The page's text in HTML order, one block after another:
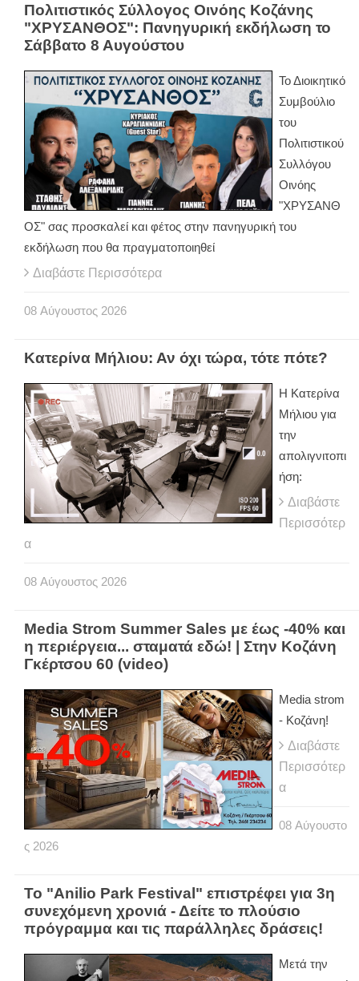
Πολιτιστικός Σύλλογος Οινόης Κοζάνης
"ΧΡΥΣΑΝΘΟΣ": Πανηγυρική εκδήλωση το
Σάββατο 8 Αυγούστου
Το Διοικητικό
Συμβούλιο
του
Πολιτιστικού
Συλλόγου
Οινόης
"ΧΡΥΣΑΝΘ
ΟΣ" σας προσκαλεί και φέτος στην πανηγυρική του
εκδήλωση που θα πραγματοποιηθεί
Διαβάστε Περισσότερα
08 Αύγουστος 2026
Κατερίνα Μήλιου: Αν όχι τώρα, τότε πότε?
H Κατερίνα
Μήλιου για
την
απολιγνιτοπι
ήση:
Διαβάστε
Περισσότερ
α
08 Αύγουστος 2026
Media Strom Summer Sales με έως -40% και
η περιέργεια... σταματά εδώ! | Στην Κοζάνη
Γκέρτσου 60 (video)
Media strom
- Κοζάνη!
Διαβάστε
Περισσότερ
α
08 Αύγουστο
ς 2026
Το "Anilio Park Festival" επιστρέφει για 3η
συνεχόμενη χρονιά - Δείτε το πλούσιο
πρόγραμμα και τις παράλληλες δράσεις!
Μετά την